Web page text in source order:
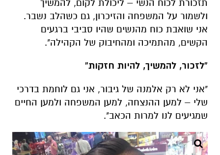
“לזכור, להמשיך, להיות חזקות”
"אני לא רק אלמנה של גיבור, אני גם לוחמת בדרכי
שמגיעים לנו למרות הכאב".